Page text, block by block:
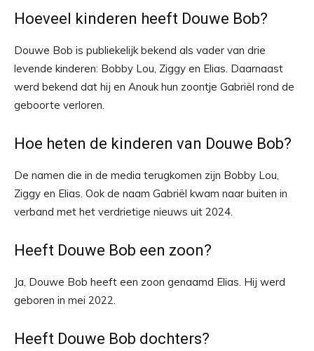
Hoeveel kinderen heeft Douwe Bob?
Douwe Bob is publiekelijk bekend als vader van drie
levende kinderen: Bobby Lou, Ziggy en Elias. Daarnaast
werd bekend dat hij en Anouk hun zoontje Gabriël rond de
geboorte verloren.
Hoe heten de kinderen van Douwe Bob?
De namen die in de media terugkomen zijn Bobby Lou,
Ziggy en Elias. Ook de naam Gabriël kwam naar buiten in
verband met het verdrietige nieuws uit 2024.
Heeft Douwe Bob een zoon?
Ja, Douwe Bob heeft een zoon genaamd Elias. Hij werd
geboren in mei 2022.
Heeft Douwe Bob dochters?